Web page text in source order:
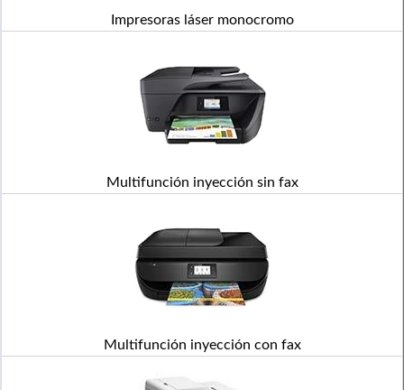
Impresoras láser monocromo
Multifunción inyección sin fax
Multifunción inyección con fax